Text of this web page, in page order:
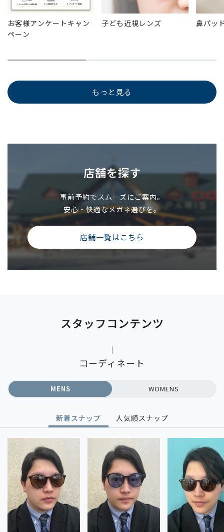
お客様アンケートキャン
ペーン
子ども近視レンズ 鼻パッ
もっと見る
店舗を探す
事前予約でスムーズにご案内。
安心・快適なメガネ選びを。
店舗一覧はこちら
スタッフコンテンツ
コーディネート
MENS WOMENS
新着スナップ 人気順スナップ